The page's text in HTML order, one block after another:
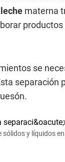
leche materna
se
y líquidos en